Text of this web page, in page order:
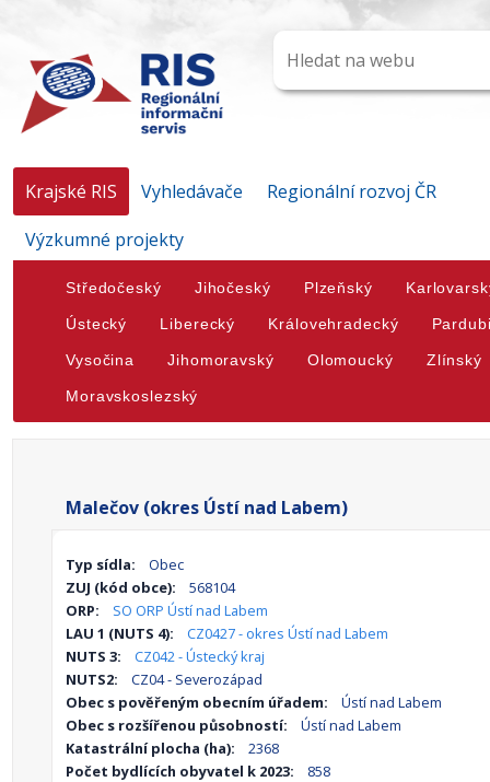
Krajské RIS Vyhledávače
Regionální rozvoj ČR
Výzkumné projekty
Středočeský Jihočeský Plzeňský
Ústecký Liberecký Královehradecký
Vysočina Jihomoravský Olomoucký Zlínský
Moravskoslezský
Malečov (okres Ústí nad Labem)
Typ sídla:
Obec
ZUJ (kód obce):
568104
ORP:
SO ORP Ústí nad Labem
LAU 1 (NUTS 4):
CZ0427 - okres Ústí nad Labem
NUTS 3:
CZ042 - Ústecký kraj
NUTS2:
CZ04 - Severozápad
Obec s pověřeným obecním úřadem:
Ústí nad Labem
Obec s rozšířenou působností:
Ústí nad Labem
Katastrální plocha (ha):
2368
Počet bydlících obyvatel k 2023:
858